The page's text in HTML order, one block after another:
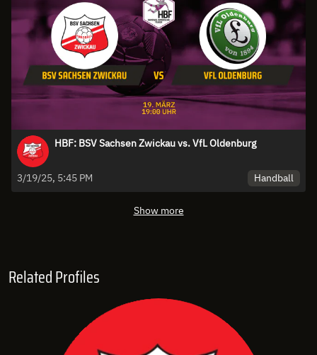
HBF: BSV Sachsen Zwickau vs. VfL Oldenburg
3/19/25, 5:45 PM Handball
Show more
Related Profiles